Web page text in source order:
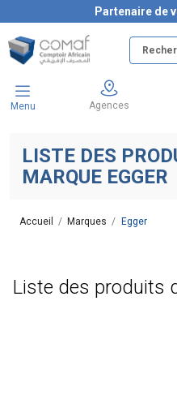
Partenaire de
Menu Agences
LISTE DES
MARQUE EGGER
Accueil Marques Egger
Liste des produits